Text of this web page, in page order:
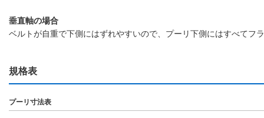
垂直軸の場合
ベルトが自重で下側にはずれやすいので、プーリ下側にはすべてフ
規格表
プーリ寸法表